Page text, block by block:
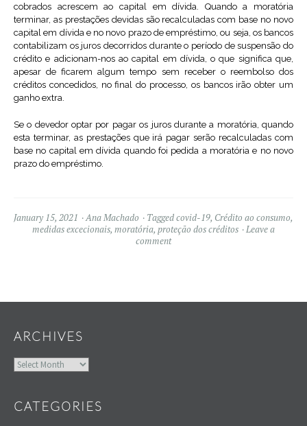
cobrados acrescem ao capital em dívida. Quando a moratória
terminar, as prestações devidas são recalculadas com base no novo
capital em dívida e no novo prazo de empréstimo, ou seja, os bancos
contabilizam os juros decorridos durante o período de suspensão do
crédito e adicionam-nos ao capital em dívida, o que significa que,
apesar de ficarem algum tempo sem receber o reembolso dos
créditos concedidos, no final do processo, os bancos irão obter um
ganho extra.
Se o devedor optar por pagar os juros durante a moratória, quando
esta terminar, as prestações que irá pagar serão recalculadas com
base no capital em dívida quando foi pedida a moratória e no novo
prazo do empréstimo.
January 15, 2021 Ana Machado Taggedcovid-19, Crédito ao consumo,
medidas excecionais, moratória, proteção dos créditos
Leave a
comment
ARCHIVES
Archives
CATEGORIES